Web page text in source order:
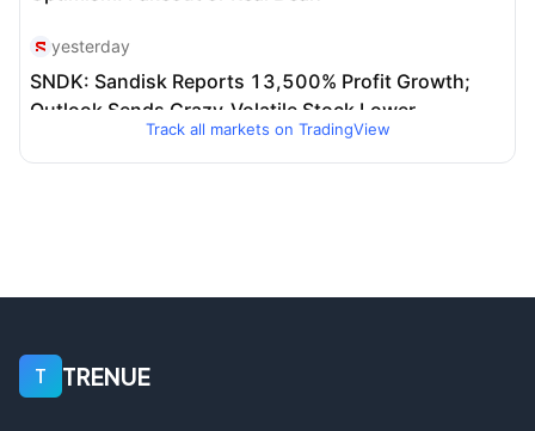
Track all markets on TradingView
T TRENUE